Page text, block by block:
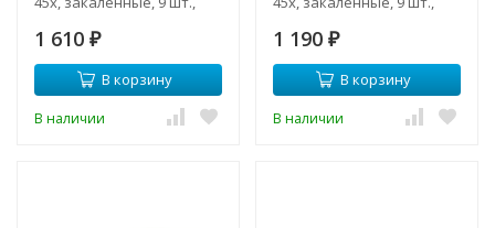
1 610 ₽
В корзину
В наличии
1 190 ₽
В корзину
В наличии